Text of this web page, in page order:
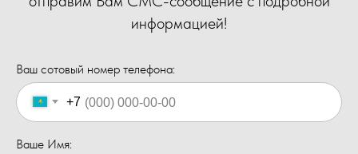
информацией!
Ваш сотовый номер телефона:
+7
Ваше Имя: